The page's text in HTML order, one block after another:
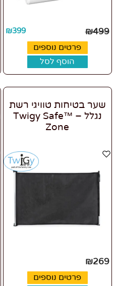
₪499
₪399
פרטים נוספים
הוסף לסל
שער בטיחות טוויגי רשת
נגלל – Twigy Safe™
Zone
₪269
פרטים נוספים